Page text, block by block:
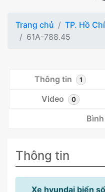
Trang chủ
TP. Hồ
61A-788.45
Thông tin 1
Video 0
Thông tin
Xe hyundai biển